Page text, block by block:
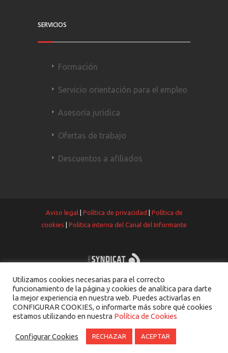
SERVICIOS
Formación
Servicio orientación para el empleo
Asesoría jurídica
Ofertas de trabajo
Descuentos a afiliados
Aviso legal | Política de privacidad | Política de
cookies | Politica interna del Canal del Informante
Utilizamos cookies necesarias para el correcto
funcionamiento de la página y cookies de analítica para darte
la mejor experiencia en nuestra web. Puedes activarlas en
CONFIGURAR COOKIES, o informarte más sobre qué cookies
estamos utilizando en nuestra Política de Cookies
Configurar Cookies RECHAZAR ACEPTAR